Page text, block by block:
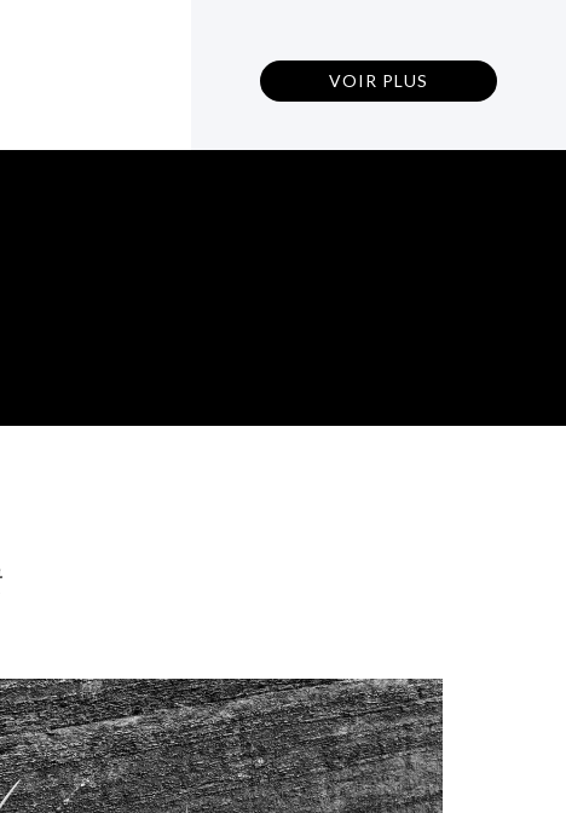
VOIR PLUS